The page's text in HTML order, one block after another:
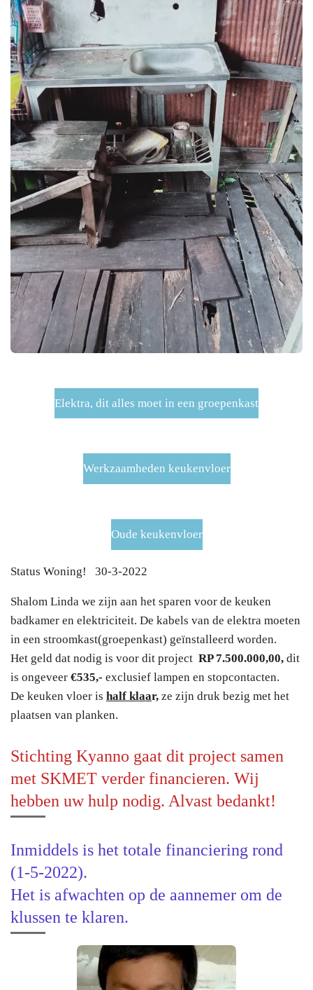
Elektra, dit alles moet in een groepenkast
Werkzaamheden keukenvloer
Oude keukenvloer
Status Woning! 30-3-2022
Shalom Linda we zijn aan het sparen voor de keuken
badkamer en elektriciteit. De kabels van de elektra moeten
in een stroomkast(groepenkast) geïnstalleerd worden.
Het geld dat nodig is voor dit project RP 7.500.000,00, dit
is ongeveer €535,- exclusief lampen en stopcontacten.
De keuken vloer is half klaar, ze zijn druk bezig met het
plaatsen van planken.
Stichting Kyanno gaat dit project samen
met SKMET verder financieren. Wij
hebben uw hulp nodig. Alvast bedankt!
Inmiddels is het totale financiering rond
(1-5-2022).
Het is afwachten op de aannemer om de
klussen te klaren.